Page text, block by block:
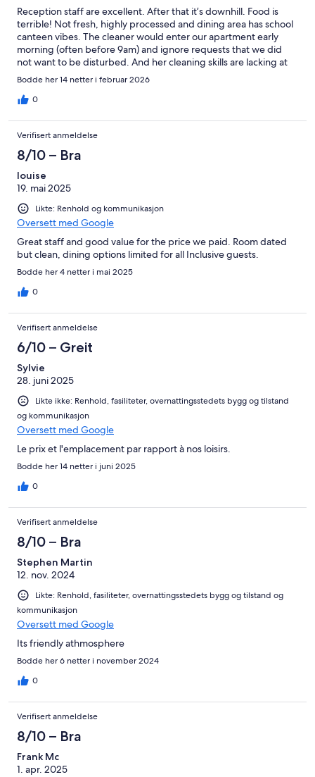
Reception staff are excellent. After that it’s downhill. Food is
terrible! Not fresh, highly processed and dining area has school
canteen vibes. The cleaner would enter our apartment early
morning (often before 9am) and ignore requests that we did
not want to be disturbed. And her cleaning skills are lacking at
the best of times. Entire place needs attention. Two others had
avoid unwanted guests.
Bodde her 14 netter i februar 2026
0
Verifisert anmeldelse
8/10 – Bra
louise
19. mai 2025
Likte: Renhold og kommunikasjon
Oversett med Google
Great staff and good value for the price we paid. Room dated
but clean, dining options limited for all Inclusive guests.
Bodde her 4 netter i mai 2025
0
Verifisert anmeldelse
6/10 – Greit
Sylvie
28. juni 2025
Likte ikke: Renhold, fasiliteter, overnattingsstedets bygg og tilstand
og kommunikasjon
Oversett med Google
Le prix et l'emplacement par rapport à nos loisirs.
Bodde her 14 netter i juni 2025
0
Verifisert anmeldelse
8/10 – Bra
Stephen Martin
12. nov. 2024
Likte: Renhold, fasiliteter, overnattingsstedets bygg og tilstand og
kommunikasjon
Oversett med Google
Its friendly athmosphere
Bodde her 6 netter i november 2024
0
Verifisert anmeldelse
8/10 – Bra
Frank Mc
1. apr. 2025